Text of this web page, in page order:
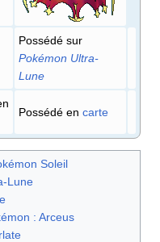
Possédé sur
Pokémon Ultra-
Lune
Possédé en carte
Soleil
Lune
: Arceus